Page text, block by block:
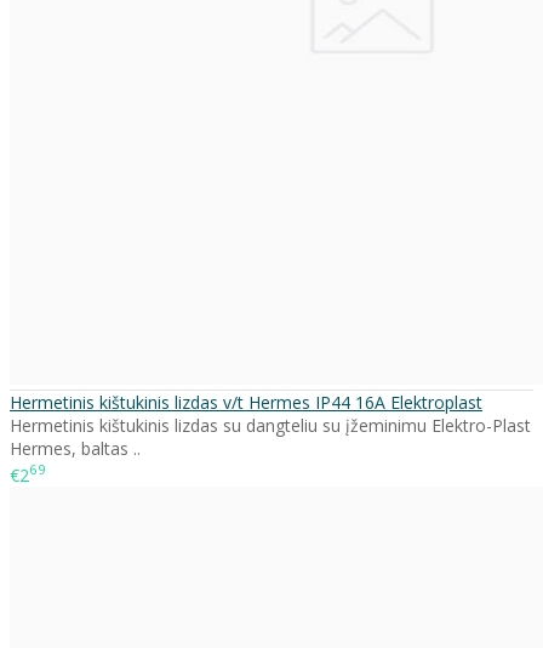
Hermetinis kištukinis lizdas v/t Hermes IP44 16A Elektroplast
Hermetinis kištukinis lizdas su dangteliu su įžeminimu Elektro-Plast
Hermes, baltas ..
€269